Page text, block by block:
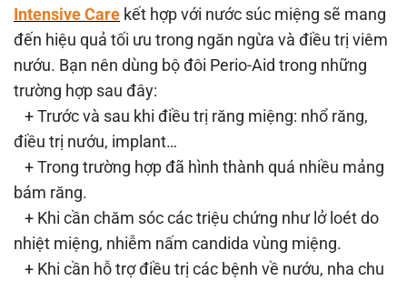
Intensive Care kết hợp với nước súc miệng sẽ mang
đến hiệu quả tối ưu trong ngăn ngừa và điều trị viêm
nướu. Bạn nên dùng bộ đôi Perio-Aid trong những
trường hợp sau đây:
+ Trước và sau khi điều trị răng miệng: nhổ răng,
điều trị nướu, implant…
+ Trong trường hợp đã hình thành quá nhiều mảng
bám răng.
+ Khi cần chăm sóc các triệu chứng như lở loét do
nhiệt miệng, nhiễm nấm candida vùng miệng.
+ Khi cần hỗ trợ điều trị các bệnh về nướu, nha chu